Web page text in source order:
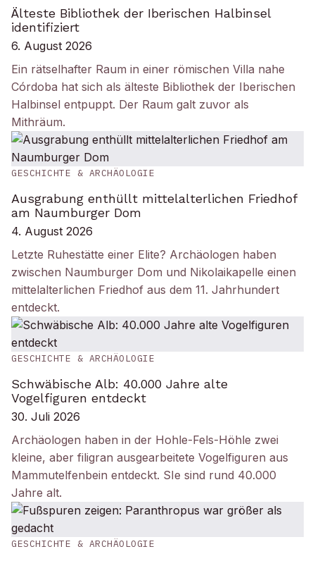
Älteste Bibliothek der Iberischen Halbinsel
identifiziert
6. August 2026
Ein rätselhafter Raum in einer römischen Villa nahe
Córdoba hat sich als älteste Bibliothek der Iberischen
Halbinsel entpuppt. Der Raum galt zuvor als
Mithräum.
GESCHICHTE & ARCHÄOLOGIE
Ausgrabung enthüllt mittelalterlichen Friedhof
am Naumburger Dom
4. August 2026
Letzte Ruhestätte einer Elite? Archäologen haben
zwischen Naumburger Dom und Nikolaikapelle einen
mittelalterlichen Friedhof aus dem 11. Jahrhundert
entdeckt.
GESCHICHTE & ARCHÄOLOGIE
Schwäbische Alb: 40.000 Jahre alte
Vogelfiguren entdeckt
30. Juli 2026
Archäologen haben in der Hohle-Fels-Höhle zwei
kleine, aber filigran ausgearbeitete Vogelfiguren aus
Mammutelfenbein entdeckt. SIe sind rund 40.000
Jahre alt.
GESCHICHTE & ARCHÄOLOGIE